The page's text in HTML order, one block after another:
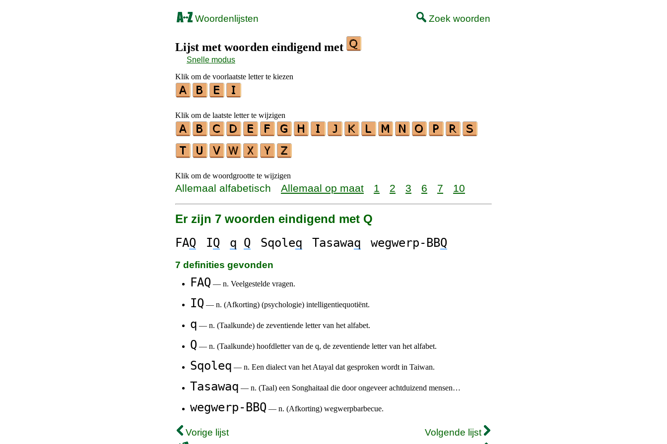
Woordenlijsten Zoek woorden
Lijst met woorden eindigend met
Snelle modus
Klik om de voorlaatste letter te kiezen
Klik om de laatste letter te wijzigen
Klik om de woordgrootte te wijzigen
Allemaal alfabetisch Allemaal op maat 1 2 3 6 7 10
Er zijn 7 woorden eindigend met Q
FAQ IQ q Q Sqoleq Tasawaq wegwerp-BBQ
7 definities gevonden
FAQ — n. Veelgestelde vragen.
IQ — n. (Afkorting) (psychologie) intelligentiequotiënt.
q — n. (Taalkunde) de zeventiende letter van het alfabet.
Q — n. (Taalkunde) hoofdletter van de q, de zeventiende letter van het alfabet.
Sqoleq — n. Een dialect van het Atayal dat gesproken wordt in Taiwan.
Tasawaq — n. (Taal) een Songhaitaal die door ongeveer achtduizend mensen…
wegwerp-BBQ — n. (Afkorting) wegwerpbarbecue.
Vorige lijst
Volgende lijst